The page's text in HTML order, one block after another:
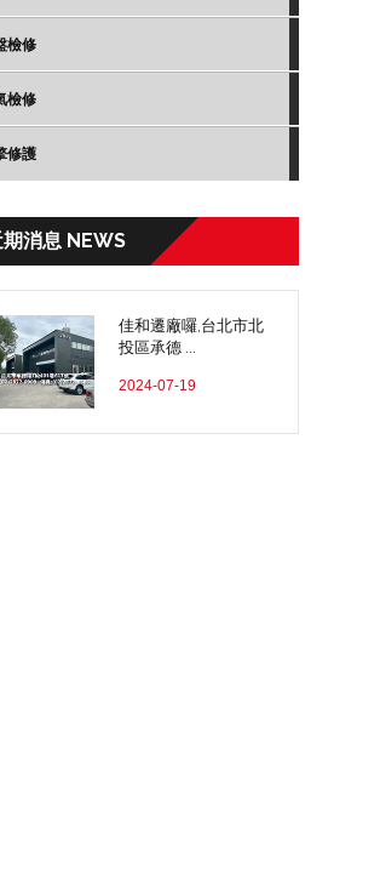
檢修
檢修
修護
消息 NEWS
佳和遷廠囉,台北市北
投區承德 ...
2024-07-19